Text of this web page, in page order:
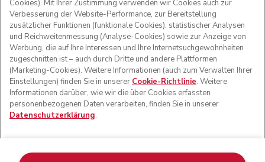
© KitchenAid 2026 - Alle Rechte vorbehalten. KitchenAid
und das Design der Küchenmaschine sind eingetragene
Marken in den USA und in anderen Ländern.
Cookie-Erklärung
Online-Schlichtung
Cookies). Mit Ihrer Zustimmung verwenden wir Cookies auch zur
Verbesserung der Website-Performance, zur Bereitstellung
zusätzlicher Funktionen (funktionale Cookies), statistischer Analysen
und Reichweitenmessung (Analyse-Cookies) sowie zur Anzeige von
Werbung, die auf Ihre Interessen und Ihre Internetsuchgewohnheiten
zugeschnitten ist – auch durch Dritte und andere Plattformen
(Marketing-Cookies). Weitere Informationen (auch zum Verwalten Ihrer
Einstellungen) finden Sie in unserer Cookie-Richtlinie. Weitere
Informationen darüber, wie wir die über Cookies erfassten
personenbezogenen Daten verarbeiten, finden Sie in unserer
Datenschutzerklärung.